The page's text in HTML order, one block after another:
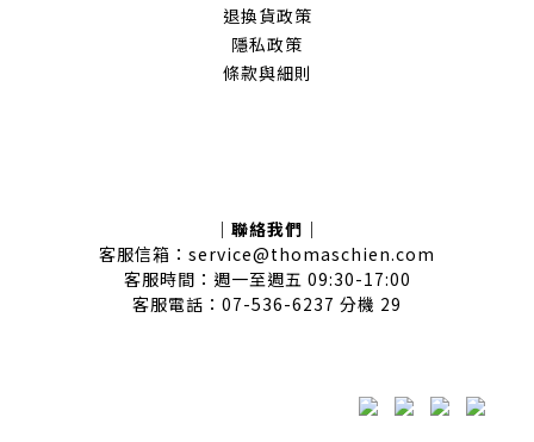
退換貨政策
隱私政策
條款與細則
｜聯絡我們｜
客服信箱：service@thomaschien.com
客服時間：週一至週五 09:30-17:00
客服電話：07-536-6237 分機 29